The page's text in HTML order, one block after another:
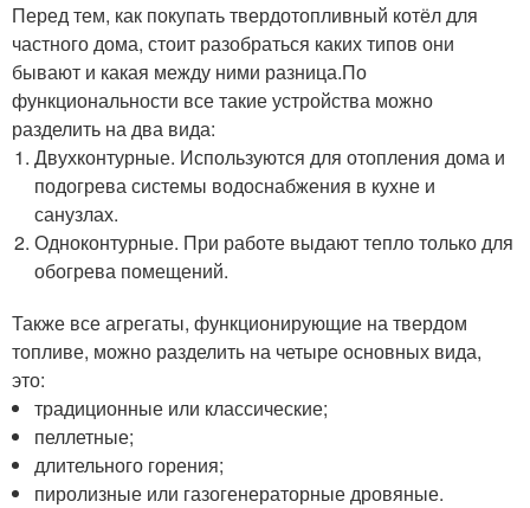
Перед тем, как покупать твердотопливный котёл для
частного дома, стоит разобраться каких типов они
бывают и какая между ними разница.По
функциональности все такие устройства можно
разделить на два вида:
Двухконтурные. Используются для отопления дома и
подогрева системы водоснабжения в кухне и
санузлах.
Одноконтурные. При работе выдают тепло только для
обогрева помещений.
Также все агрегаты, функционирующие на твердом
топливе, можно разделить на четыре основных вида,
это:
традиционные или классические;
пеллетные;
длительного горения;
пиролизные или газогенераторные дровяные.